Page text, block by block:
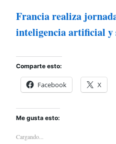
Francia realiza
inteligencia artificial y
Comparte esto:
Facebook X
Me gusta esto:
Cargando...